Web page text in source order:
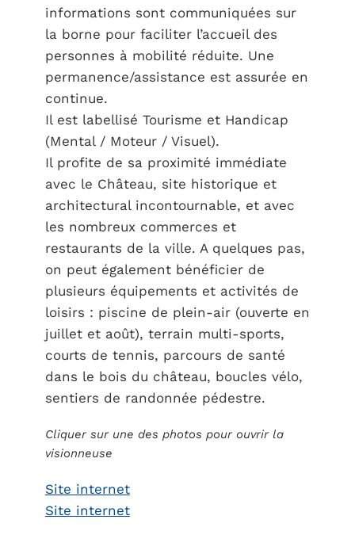
informations sont communiquées sur
la borne pour faciliter l’accueil des
personnes à mobilité réduite. Une
permanence/assistance est assurée en
continue.
Il est labellisé Tourisme et Handicap
(Mental / Moteur / Visuel).
Il profite de sa proximité immédiate
avec le Château, site historique et
architectural incontournable, et avec
les nombreux commerces et
restaurants de la ville. A quelques pas,
on peut également bénéficier de
plusieurs équipements et activités de
loisirs : piscine de plein-air (ouverte en
juillet et août), terrain multi-sports,
courts de tennis, parcours de santé
dans le bois du château, boucles vélo,
sentiers de randonnée pédestre.
Cliquer sur une des photos pour ouvrir la
visionneuse
Site internet
Site internet